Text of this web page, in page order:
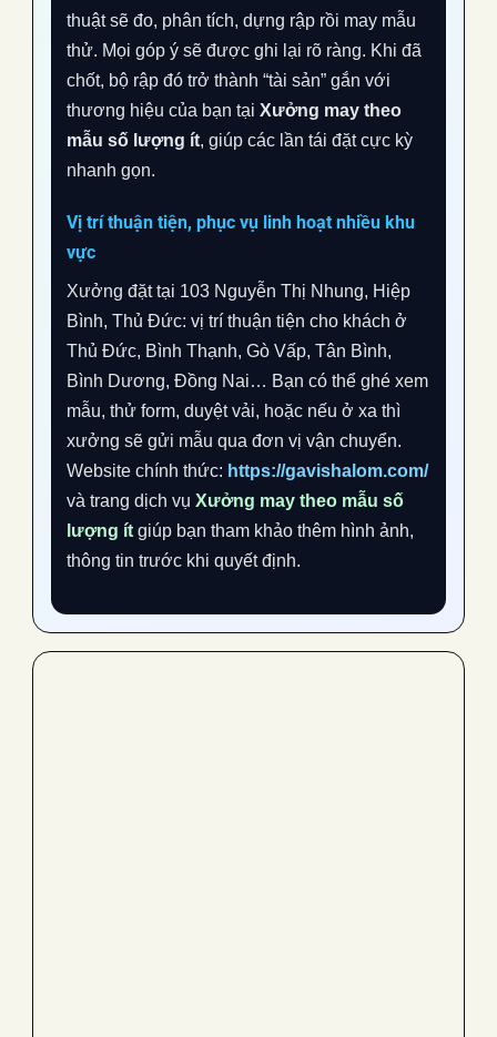
thuật sẽ đo, phân tích, dựng rập rồi may mẫu
thử. Mọi góp ý sẽ được ghi lại rõ ràng. Khi đã
chốt, bộ rập đó trở thành “tài sản” gắn với
thương hiệu của bạn tại Xưởng may theo
mẫu số lượng ít, giúp các lần tái đặt cực kỳ
nhanh gọn.
Vị trí thuận tiện, phục vụ linh hoạt nhiều khu
vực
Xưởng đặt tại 103 Nguyễn Thị Nhung, Hiệp
Bình, Thủ Đức: vị trí thuận tiện cho khách ở
Thủ Đức, Bình Thạnh, Gò Vấp, Tân Bình,
Bình Dương, Đồng Nai… Bạn có thể ghé xem
mẫu, thử form, duyệt vải, hoặc nếu ở xa thì
xưởng sẽ gửi mẫu qua đơn vị vận chuyển.
Website chính thức: https://gavishalom.com/
và trang dịch vụ Xưởng may theo mẫu số
lượng ít giúp bạn tham khảo thêm hình ảnh,
thông tin trước khi quyết định.